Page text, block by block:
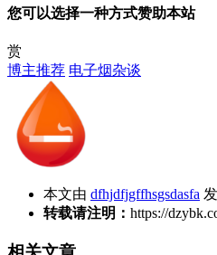
您可以选择一种方式赞助本站
赏
博主推荐 电子烟杂谈
本文由 dfhjdfjgffhsgsdasfa
转载请注明： https://